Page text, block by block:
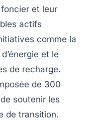
et leur
actifs
comme la
et le
de recharge.
de 300
soutenir les
de transition.